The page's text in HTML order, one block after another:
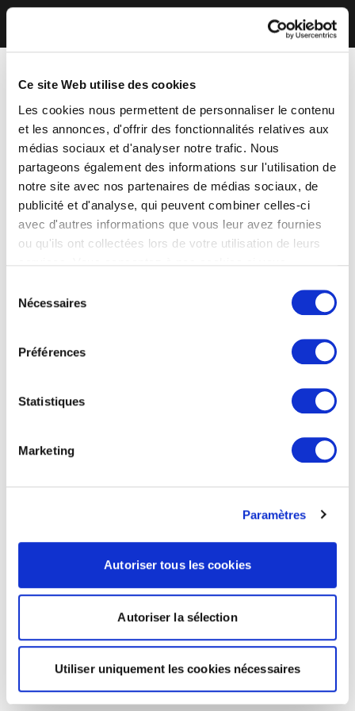
Ce site Web utilise des cookies
Les cookies nous permettent de personnaliser le contenu
et les annonces, d'offrir des fonctionnalités relatives aux
médias sociaux et d'analyser notre trafic. Nous
partageons également des informations sur l'utilisation de
notre site avec nos partenaires de médias sociaux, de
publicité et d'analyse, qui peuvent combiner celles-ci
avec d'autres informations que vous leur avez fournies
ou qu'ils ont collectées lors de votre utilisation de leurs
Nécessaires
Préférences
Statistiques
Marketing
Paramètres
Autoriser tous les cookies
Autoriser la sélection
Utiliser uniquement les cookies nécessaires